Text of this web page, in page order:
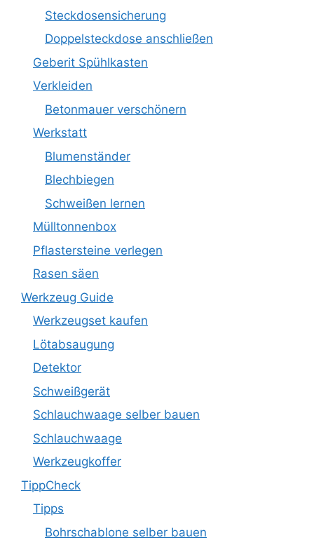
Steckdosensicherung
Doppelsteckdose anschließen
Geberit Spühlkasten
Verkleiden
Betonmauer verschönern
Werkstatt
Blumenständer
Blechbiegen
Schweißen lernen
Mülltonnenbox
Pflastersteine verlegen
Rasen säen
Werkzeug Guide
Werkzeugset kaufen
Lötabsaugung
Detektor
Schweißgerät
Schlauchwaage selber bauen
Schlauchwaage
Werkzeugkoffer
TippCheck
Tipps
Bohrschablone selber bauen